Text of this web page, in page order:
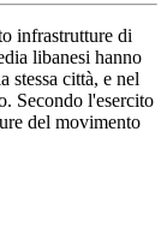
infrastrutture di
libanesi hanno
stessa città, e nel
Secondo l'esercito
del movimento